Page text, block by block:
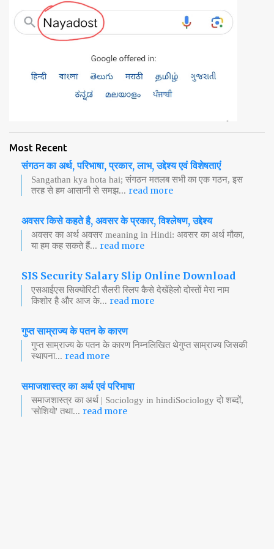
Most Recent
संगठन का अर्थ, परिभाषा, प्रकार, लाभ, उद्देश्य एवं विशेषताएं
Sangathan kya hota hai; संगठन मतलब सभी का एक गठन, इस
तरह से हम आसानी से समझ... read more
अवसर किसे कहते है, अवसर के प्रकार, विश्लेषण, उद्देश्य
अवसर का अर्थ अवसर meaning in Hindi: अवसर का अर्थ मौका,
या हम कह सकते हैं... read more
SIS Security Salary Slip Online Download
एसआईएस सिक्योरिटी सैलरी स्लिप कैसे देखेंहेलो दोस्तों मेरा नाम
किशोर है और आज के... read more
गुप्त साम्राज्य के पतन के कारण
गुप्त साम्राज्य के पतन के कारण निम्नलिखित थेगुप्त साम्राज्य जिसकी
स्थापना... read more
समाजशास्त्र का अर्थ एवं परिभाषा
समाजशास्त्र का अर्थ | Sociology in hindiSociology दो शब्दों,
'सोशियो' तथा... read more